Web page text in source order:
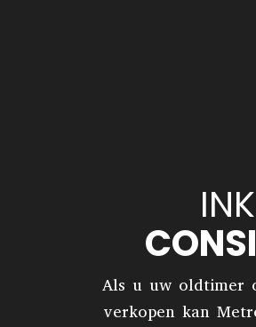
Als u uw oldtimer
verkopen kan